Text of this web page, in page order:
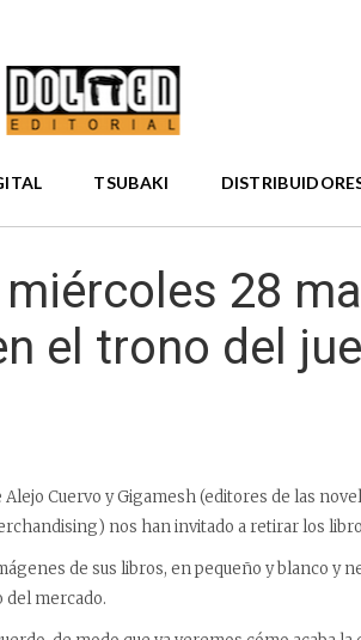
TSUBAKI
28
el trono del
Cuervo y Gigamesh (editores de las
nos han invitado a retirar los
de sus libros, en pequeño y blanco y
del mercado.